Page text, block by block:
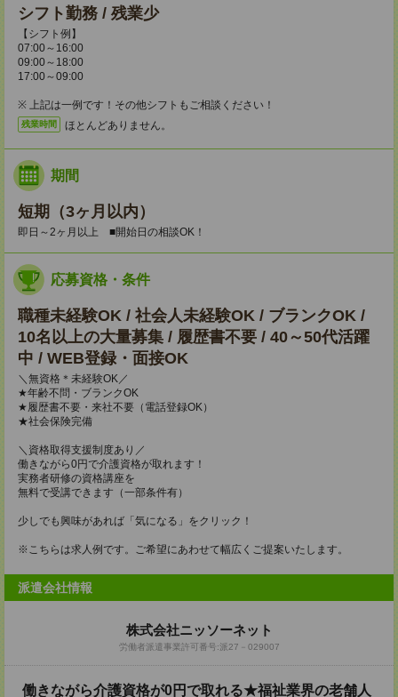
シフト勤務 / 残業少
【シフト例】
07:00～16:00
09:00～18:00
17:00～09:00
※ 上記は一例です！その他シフトもご相談ください！
残業時間 ほとんどありません。
期間
短期（3ヶ月以内）
即日～2ヶ月以上 ■開始日の相談OK！
応募資格・条件
職種未経験OK / 社会人未経験OK / ブランクOK /
10名以上の大量募集 / 履歴書不要 / 40～50代活躍
中 / WEB登録・面接OK
＼無資格＊未経験OK／
★年齢不問・ブランクOK
★履歴書不要・来社不要（電話登録OK）
★社会保険完備
＼資格取得支援制度あり／
働きながら0円で介護資格が取れます！
実務者研修の資格講座を
無料で受講できます（一部条件有）
少しでも興味があれば「気になる」をクリック！
※こちらは求人例です。ご希望にあわせて幅広くご提案いたします。
派遣会社情報
株式会社ニッソーネット
労働者派遣事業許可番号:派27－029007
働きながら介護資格が0円で取れる★福祉業界の老舗人